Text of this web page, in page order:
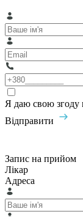
Я даю свою згоду
Відправити
Запис на прийом
Лікар
Адреса